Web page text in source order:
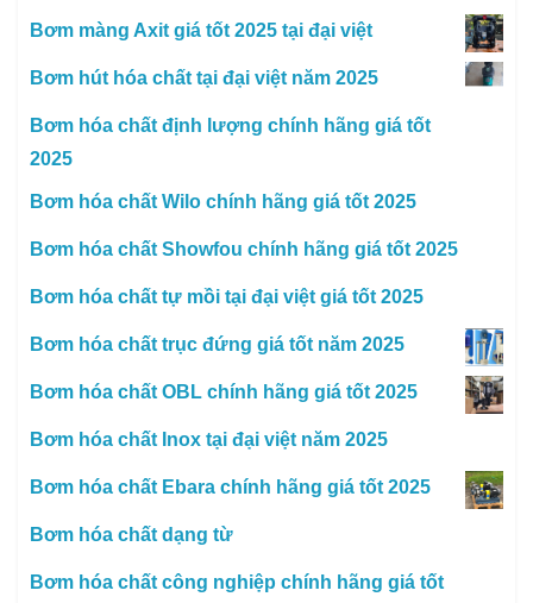
Bơm màng Axit giá tốt 2025 tại đại việt
Bơm hút hóa chất tại đại việt năm 2025
Bơm hóa chất định lượng chính hãng giá tốt
2025
Bơm hóa chất Wilo chính hãng giá tốt 2025
Bơm hóa chất Showfou chính hãng giá tốt 2025
Bơm hóa chất tự mồi tại đại việt giá tốt 2025
Bơm hóa chất trục đứng giá tốt năm 2025
Bơm hóa chất OBL chính hãng giá tốt 2025
Bơm hóa chất Inox tại đại việt năm 2025
Bơm hóa chất Ebara chính hãng giá tốt 2025
Bơm hóa chất dạng từ
Bơm hóa chất công nghiệp chính hãng giá tốt